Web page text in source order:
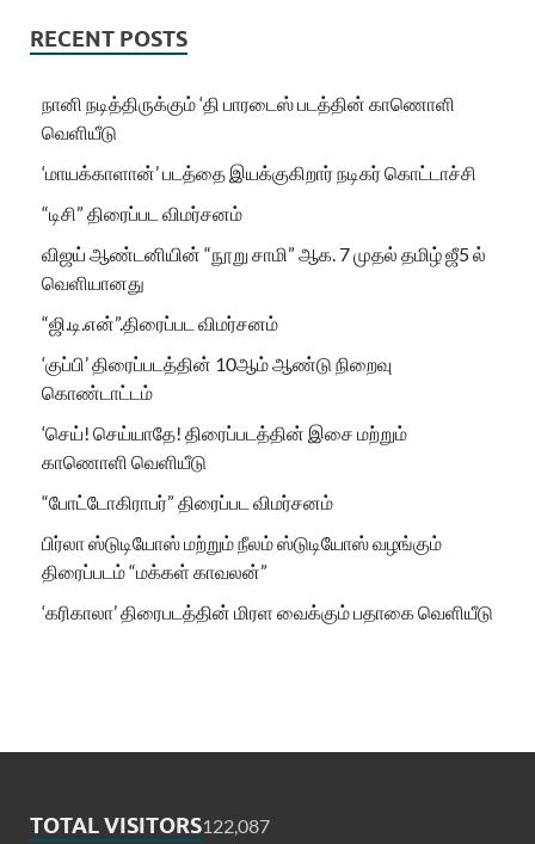
RECENT POSTS
நானி நடித்திருக்கும் ‘தி பாரடைஸ் படத்தின் காணொளி
வெளியீடு
‘மாயக்காளான்’ படத்தை இயக்குகிறார் நடிகர் கொட்டாச்சி
“டிசி” திரைப்பட விமர்சனம்
விஜய் ஆண்டனியின் “நூறு சாமி” ஆக. 7 முதல் தமிழ் ஜீ5 ல்
வெளியானது
“ஜி.டி.என்”.திரைப்பட விமர்சனம்
‘குப்பி’ திரைப்படத்தின் 10ஆம் ஆண்டு நிறைவு
கொண்டாட்டம்
‘செய்! செய்யாதே! திரைப்படத்தின் இசை மற்றும்
காணொளி வெளியீடு
“போட்டோகிராபர்” திரைப்பட விமர்சனம்
பிர்லா ஸ்டுடியோஸ் மற்றும் நீலம் ஸ்டுடியோஸ் வழங்கும்
திரைப்படம் “மக்கள் காவலன்”
‘கரிகாலா’ திரைபடத்தின் மிரள வைக்கும் பதாகை வெளியீடு
TOTAL VISITORS122,087